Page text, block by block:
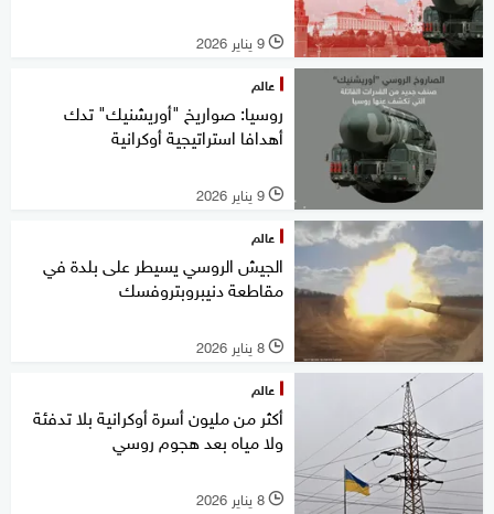
l 9 يناير 2026
عالم
روسيا: صواريخ "أوريشنيك" تدك
أهدافا استراتيجية أوكرانية
l 9 يناير 2026
عالم
الجيش الروسي يسيطر على بلدة في
مقاطعة دنيبروبتروفسك
l 8 يناير 2026
عالم
أكثر من مليون أسرة أوكرانية بلا تدفئة
ولا مياه بعد هجوم روسي
l 8 يناير 2026